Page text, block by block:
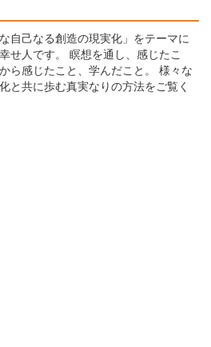
自己なる創造の現実化」をテーマに
せ人です。 瞑想を通し、感じたこ
ら感じたこと、学んだこと。 様々な
と共に歩む真実なりの方法をご覧く